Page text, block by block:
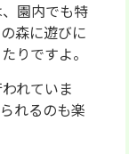
園内でも特
森に遊びに
りですよ。
れていま
れるのも楽